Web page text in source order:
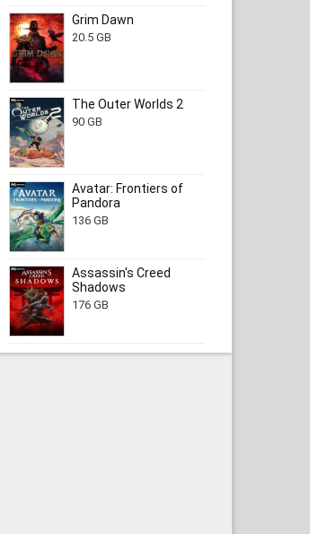
Grim Dawn
20.5 GB
The Outer Worlds 2
90 GB
Avatar: Frontiers of
Pandora
136 GB
Assassin's Creed
Shadows
176 GB